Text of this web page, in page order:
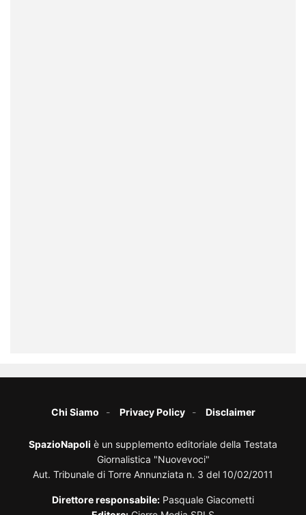
Chi Siamo Privacy Policy Disclaimer
SpazioNapoli è un supplemento editoriale della Testata
Giornalistica "Nuovevoci"
Aut. Tribunale di Torre Annunziata n. 3 del 10/02/2011
Direttore responsabile: Pasquale Giacometti